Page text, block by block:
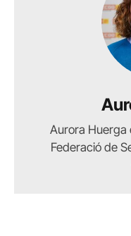
Aurora Huerga
Federació de